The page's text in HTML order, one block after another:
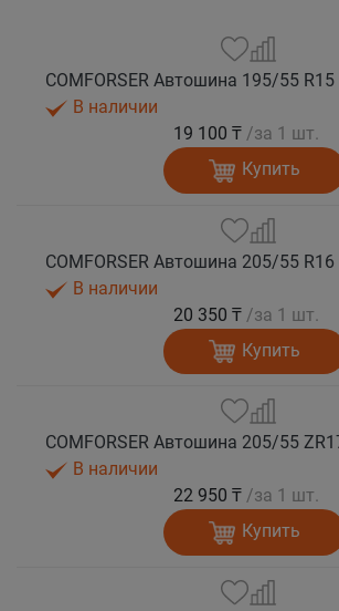
В наличии
19 100 ₸ /за 1 шт.
Купить
В наличии
20 350 ₸ /за 1 шт.
Купить
В наличии
22 950 ₸ /за 1 шт.
Купить